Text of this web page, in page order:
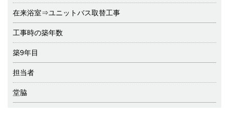
在来浴室⇒ユニットバス取替工事
工事時の築年数
築9年目
担当者
堂脇